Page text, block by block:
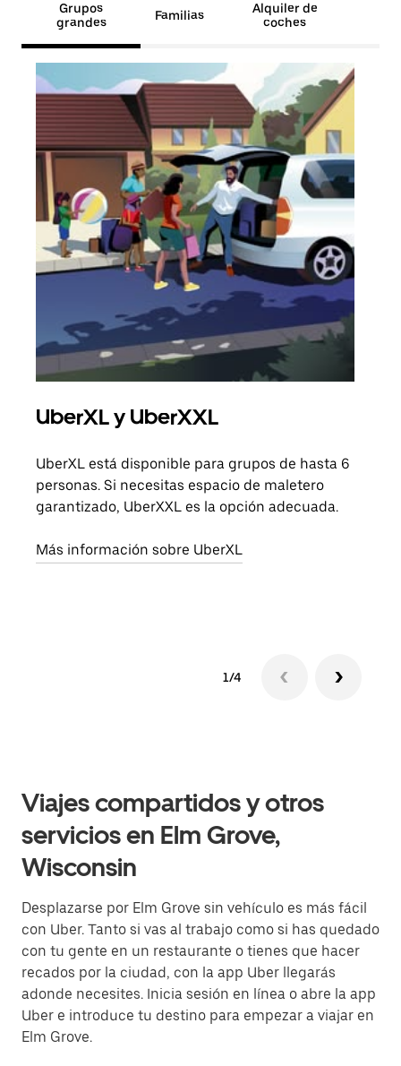
Grupos
grandes
Familias
Alquiler de
coches
UberXL y UberXXL
UberXL está disponible para grupos de hasta 6
personas. Si necesitas espacio de maletero
garantizado, UberXXL es la opción adecuada.
Más información sobre UberXL
1/4
Viajes compartidos y otros
servicios en Elm Grove,
Wisconsin
Desplazarse por Elm Grove sin vehículo es más fácil
con Uber. Tanto si vas al trabajo como si has quedado
con tu gente en un restaurante o tienes que hacer
recados por la ciudad, con la app Uber llegarás
adonde necesites. Inicia sesión en línea o abre la app
Uber e introduce tu destino para empezar a viajar en
Elm Grove.